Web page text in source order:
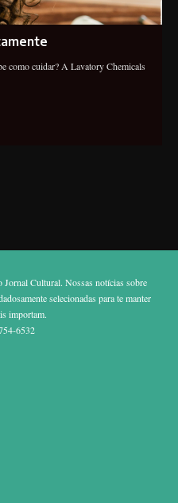
como cuidar? A Lavatory Chemicals
Cultural. Nossas notícias sobre
selecionadas para te manter
importam.
6532